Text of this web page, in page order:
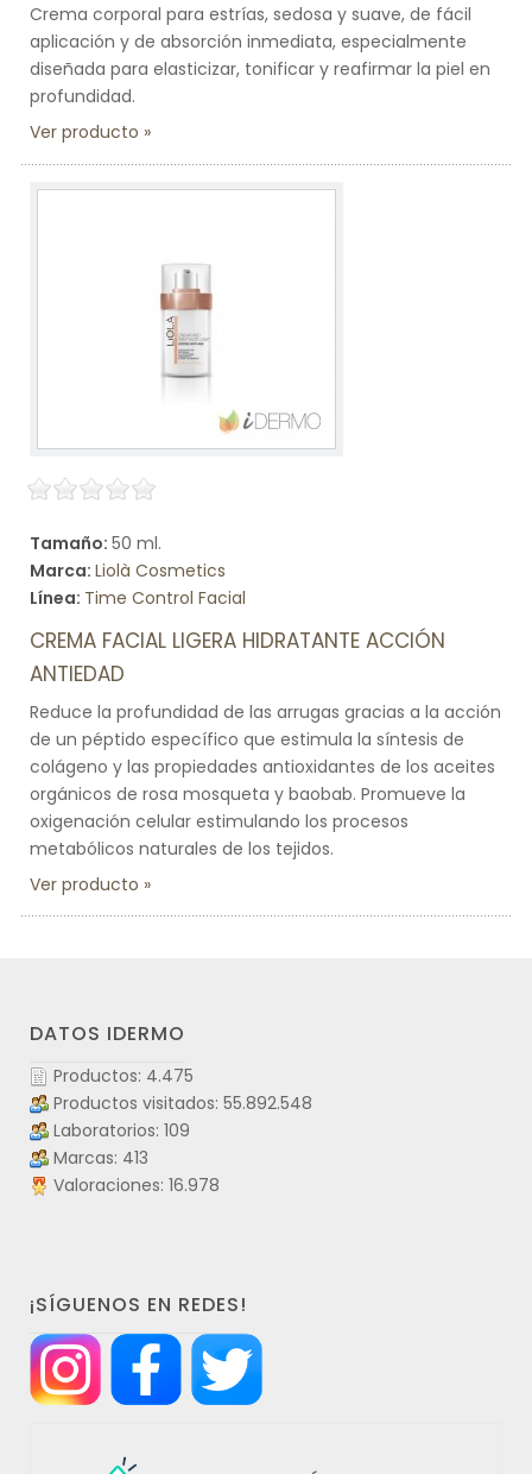
Crema corporal para estrías, sedosa y suave, de fácil
aplicación y de absorción inmediata, especialmente
diseñada para elasticizar, tonificar y reafirmar la piel en
profundidad.
Ver producto
Tamaño: 50 ml.
Marca: Liolà Cosmetics
Línea: Time Control Facial
CREMA FACIAL LIGERA HIDRATANTE ACCIÓN
ANTIEDAD
Reduce la profundidad de las arrugas gracias a la acción
de un péptido específico que estimula la síntesis de
colágeno y las propiedades antioxidantes de los aceites
orgánicos de rosa mosqueta y baobab. Promueve la
oxigenación celular estimulando los procesos
metabólicos naturales de los tejidos.
Ver producto
DATOS IDERMO
Productos: 4.475
Productos visitados: 55.892.548
Laboratorios: 109
Marcas: 413
Valoraciones: 16.978
¡SÍGUENOS EN REDES!